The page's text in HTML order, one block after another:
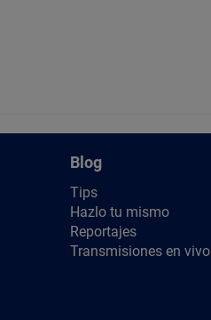
Blog
Tips
Hazlo tu mismo
Reportajes
Transmisiones en vivo